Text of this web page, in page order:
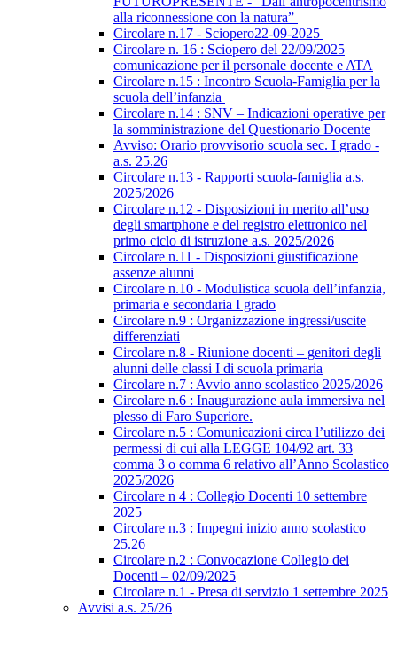
alla riconnessione con la natura”
Circolare n.17 - Sciopero22-09-2025
Circolare n. 16 : Sciopero del 22/09/2025
comunicazione per il personale docente e ATA
Circolare n.15 : Incontro Scuola-Famiglia per la
scuola dell’infanzia
Circolare n.14 : SNV – Indicazioni operative per
la somministrazione del Questionario Docente
Avviso: Orario provvisorio scuola sec. I grado -
a.s. 25.26
Circolare n.13 - Rapporti scuola-famiglia a.s.
2025/2026
Circolare n.12 - Disposizioni in merito all’uso
degli smartphone e del registro elettronico nel
primo ciclo di istruzione a.s. 2025/2026
Circolare n.11 - Disposizioni giustificazione
assenze alunni
Circolare n.10 - Modulistica scuola dell’infanzia,
primaria e secondaria I grado
Circolare n.9 : Organizzazione ingressi/uscite
differenziati
Circolare n.8 - Riunione docenti – genitori degli
alunni delle classi I di scuola primaria
Circolare n.7 : Avvio anno scolastico 2025/2026
Circolare n.6 : Inaugurazione aula immersiva nel
plesso di Faro Superiore.
Circolare n.5 : Comunicazioni circa l’utilizzo dei
permessi di cui alla LEGGE 104/92 art. 33
comma 3 o comma 6 relativo all’Anno Scolastico
2025/2026
Circolare n 4 : Collegio Docenti 10 settembre
2025
Circolare n.3 : Impegni inizio anno scolastico
25.26
Circolare n.2 : Convocazione Collegio dei
Docenti – 02/09/2025
Circolare n.1 - Presa di servizio 1 settembre 2025
Avvisi a.s. 25/26